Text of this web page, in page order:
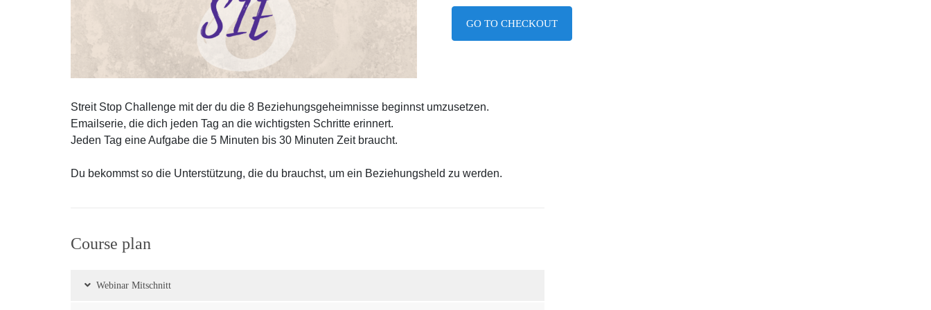
GO TO CHECKOUT
Streit Stop Challenge mit der du die 8 Beziehungsgeheimnisse beginnst umzusetzen.
Emailserie, die dich jeden Tag an die wichtigsten Schritte erinnert.
Jeden Tag eine Aufgabe die 5 Minuten bis 30 Minuten Zeit braucht.
Du bekommst so die Unterstützung, die du brauchst, um ein Beziehungsheld zu werden.
Course plan
Webinar Mitschnitt